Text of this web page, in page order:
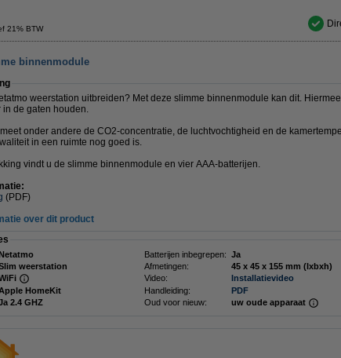
21% BTW
binnenmodule
weerstation uitbreiden? Met deze slimme binnenmodule kan dit.
in de gaten houden.
onder andere de CO2-concentratie, de luchtvochtigheid en de
in een ruimte nog goed is.
vindt u de slimme binnenmodule en vier AAA-batterijen.
(PDF)
over dit product
Batterijen inbegrepen: Ja
weerstation Afmetingen:
45 x 45 x 155 mm (lxbxh)
Video:
Installatievideo
HomeKit Handleiding:
PDF
2.4 GHZ Oud voor nieuw: uw oude apparaat